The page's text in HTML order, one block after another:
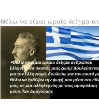
Θέλω να είμαι ωραίο δείγμα